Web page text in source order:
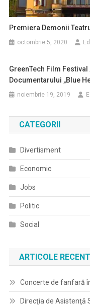
Premiera Demonii
octombrie 5, 2020
GreenTech Film
Documentarului „Blue
noiembrie 19, 2019
CATEGORII
Divertisment
Economic
Jobs
Politic
Social
ARTICOLE
Concerte de fanfară
Direcţia de Asistenţă